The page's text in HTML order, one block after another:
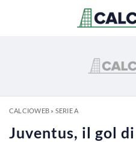
CALCIOWEB» SERIE A
Juventus, il gol